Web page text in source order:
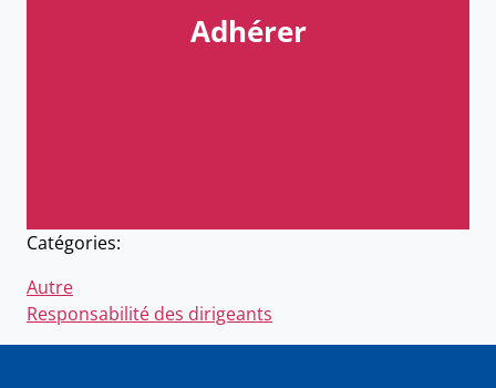
Adhérer
Catégories:
Autre
Responsabilité des dirigeants